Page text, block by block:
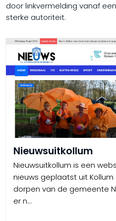
door linkvermelding vanaf
sterke autoriteit.
Nieuwsuitkollum
Nieuwsuitkollum is een
nieuws geplaatst uit
dorpen van de gemeente
er n...